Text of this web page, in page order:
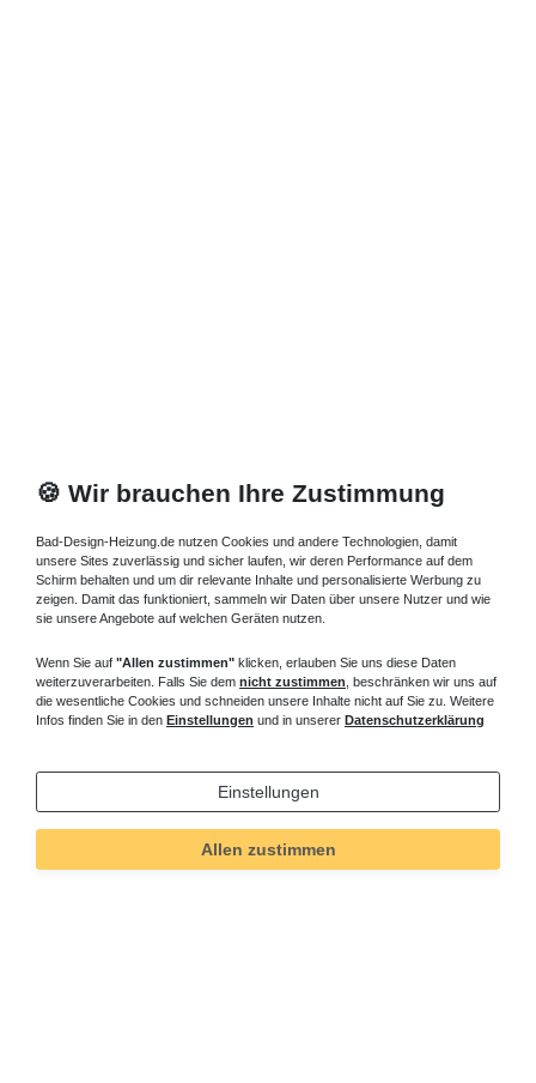
🍪 Wir brauchen Ihre Zustimmung
Bad-Design-Heizung.de nutzen Cookies und andere Technologien, damit
unsere Sites zuverlässig und sicher laufen, wir deren Performance auf dem
Schirm behalten und um dir relevante Inhalte und personalisierte Werbung zu
zeigen. Damit das funktioniert, sammeln wir Daten über unsere Nutzer und wie
sie unsere Angebote auf welchen Geräten nutzen.
Wenn Sie auf "Allen zustimmen" klicken, erlauben Sie uns diese Daten
weiterzuverarbeiten. Falls Sie dem nicht zustimmen , beschränken wir uns auf
die wesentliche Cookies und schneiden unsere Inhalte nicht auf Sie zu. Weitere
Infos finden Sie in den Einstellungen und in unserer Datenschutzerklärung
Einstellungen
Allen zustimmen